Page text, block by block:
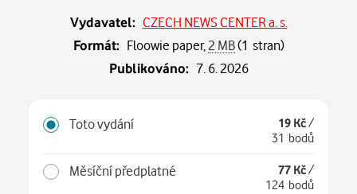
Vydavatel: CZECH NEWS CENTER a. s.
Formát: Floowie paper, 2 MB(1 stran)
Publikováno: 7. 6. 2026
Toto vydání 19 Kč/
31 bodů
Měsíční předplatné 77 Kč/
124 bodů